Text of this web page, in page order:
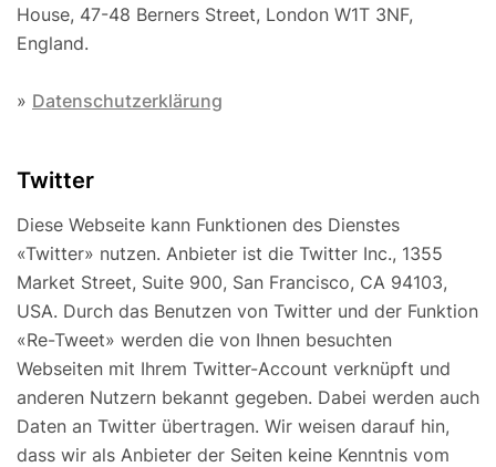
House, 47-48 Berners Street, London W1T 3NF,
England.
» Datenschutzerklärung
Twitter
Diese Webseite kann Funktionen des Dienstes
«Twitter» nutzen. Anbieter ist die Twitter Inc., 1355
Market Street, Suite 900, San Francisco, CA 94103,
USA. Durch das Benutzen von Twitter und der Funktion
«Re-Tweet» werden die von Ihnen besuchten
Webseiten mit Ihrem Twitter-Account verknüpft und
anderen Nutzern bekannt gegeben. Dabei werden auch
Daten an Twitter übertragen. Wir weisen darauf hin,
dass wir als Anbieter der Seiten keine Kenntnis vom